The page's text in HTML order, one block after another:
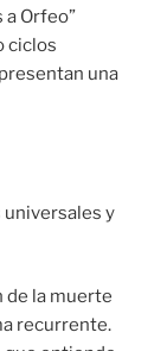
a Orfeo”
ciclos
una
universales y
de la muerte
recurrente.